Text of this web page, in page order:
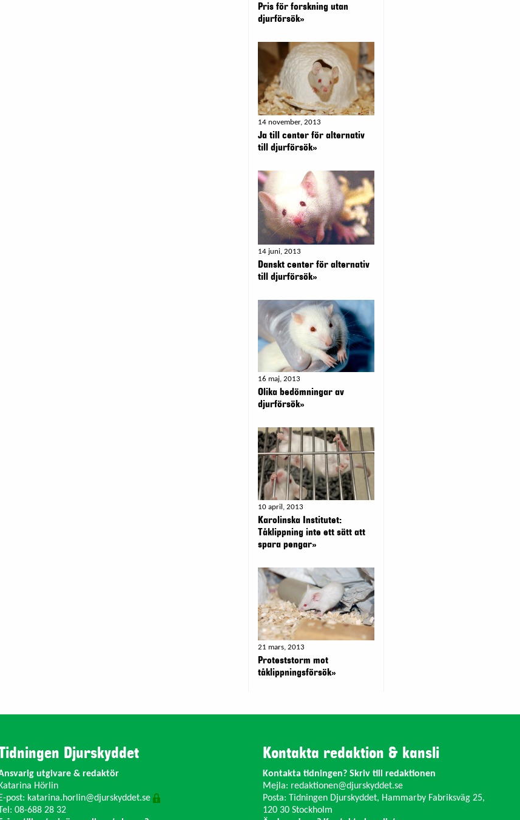
Pris för forskning utan
djurförsök»
14 november, 2013
Ja till center för alternativ
till djurförsök»
14 juni, 2013
Danskt center för alternativ
till djurförsök»
16 maj, 2013
Olika bedömningar av
djurförsök»
10 april, 2013
Karolinska Institutet:
Tåklippning inte ett sätt att
spara pengar»
21 mars, 2013
Proteststorm mot
tåklippningsförsök»
Djurskyddet
utgivare & redaktör
Katarina Hörlin
E-post: katarina.horlin@djurskyddet.se
08-688 28 32
Kontakta redaktion & kansli
Kontakta tidningen? Skriv till redaktionen
Mejla: redaktionen@djurskyddet.se
Posta: Tidningen Djurskyddet, Hammarby Fabriksväg 25,
120 30 Stockholm